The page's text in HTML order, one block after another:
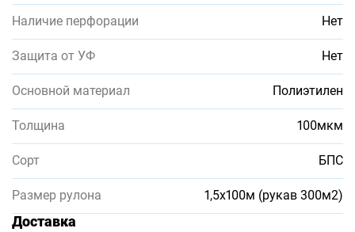
Наличие перфорации Нет
Защита от УФ Нет
Основной материал Полиэтилен
Толщина 100мкм
Сорт БПС
Размер рулона 1,5х100м (рукав 300м2)
Доставка